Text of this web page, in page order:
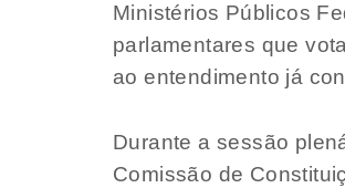
Ministérios Públicos
parlamentares que
ao entendimento já
Durante a sessão
Comissão de